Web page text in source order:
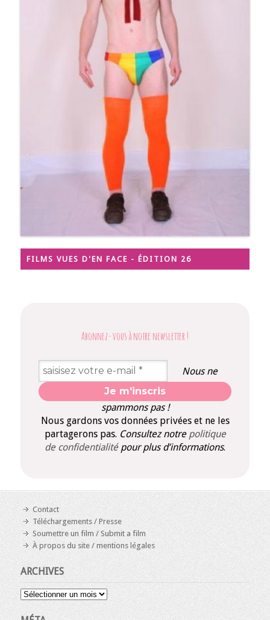
FILMS VUES D'EN FACE - ÉDITION 26
Abonnez-vous à notre newsletter !
Nous ne
spammons pas !
Nous gardons vos données privées et ne les
partagerons pas. Consultez notre politique
de confidentialité pour plus d’informations.
Contact
Téléchargements / Presse
Soumettre un film / Submit a film
À propos du site / mentions légales
ARCHIVES
Archives